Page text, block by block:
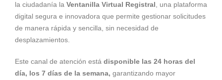
la ciudadanía la Ventanilla Virtual Registral , una plataforma
digital segura e innovadora que permite gestionar solicitudes
de manera rápida y sencilla, sin necesidad de
desplazamientos.
Este canal de atención está disponible las 24 horas del
día, los 7 días de la semana, garantizando mayor